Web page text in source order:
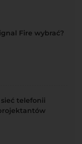
Fire wybrać?
telefonii